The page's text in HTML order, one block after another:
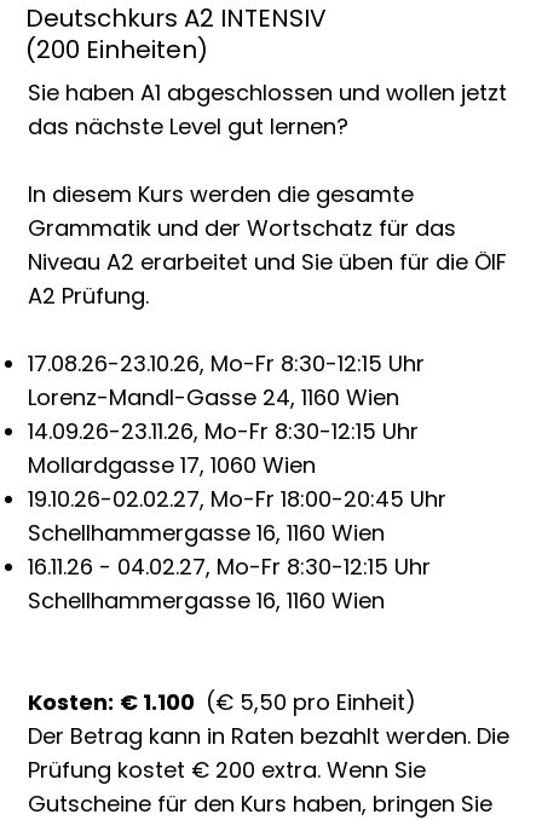
Deutschkurs A2 INTENSIV
(200 Einheiten)
Sie haben A1 abgeschlossen und wollen jetzt
das nächste Level gut lernen?
In diesem Kurs werden die gesamte
Grammatik und der Wortschatz für das
Niveau A2 erarbeitet und Sie üben für die ÖIF
A2 Prüfung.
17.08.26-23.10.26, Mo-Fr 8:30-12:15 Uhr
Lorenz-Mandl-Gasse 24, 1160 Wien
14.09.26-23.11.26, Mo-Fr 8:30-12:15 Uhr
Mollardgasse 17, 1060 Wien
19.10.26-02.02.27, Mo-Fr 18:00-20:45 Uhr
Schellhammergasse 16, 1160 Wien
16.11.26 - 04.02.27, Mo-Fr 8:30-12:15 Uhr
Schellhammergasse 16, 1160 Wien
Kosten: € 1.100 (€ 5,50 pro Einheit)
Der Betrag kann in Raten bezahlt werden. Die
Prüfung kostet € 200 extra. Wenn Sie
Gutscheine für den Kurs haben, bringen Sie